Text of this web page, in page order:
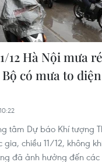
12 Hà Nội mưa
có mưa to diện
tâm Dự báo Khí tượng
gia, chiều 11/12, không
đã ảnh hưởng đến các